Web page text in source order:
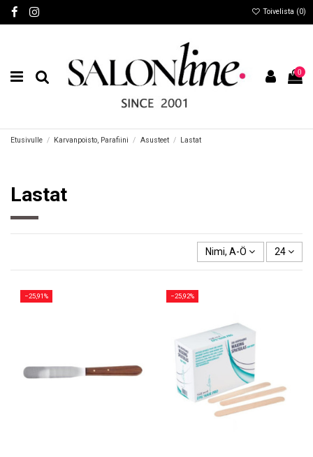
Toivelista (0)
0
Etusivulle Karvanpoisto, Parafiini Asusteet Lastat
Lastat
Nimi, A-Ö 24
−25,91% −25,92%